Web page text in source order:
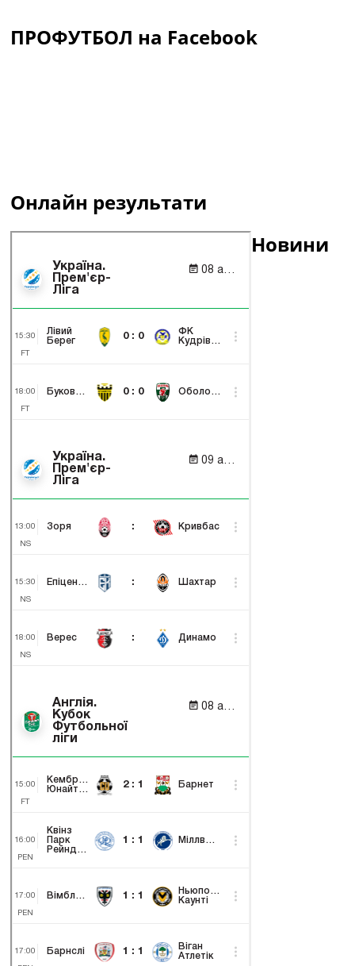
ПРОФУТБОЛ на Facebook
Онлайн результати
Новини